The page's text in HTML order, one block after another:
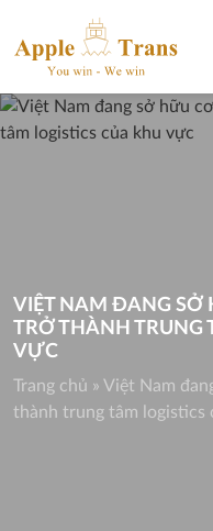
content
VIỆT NAM ĐANG SỞ
TRỞ THÀNH TRUNG
VỰC
Trang chủ » Việt Nam
thành trung tâm logistics